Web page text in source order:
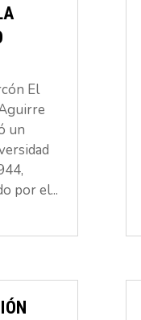
El
un
por el...